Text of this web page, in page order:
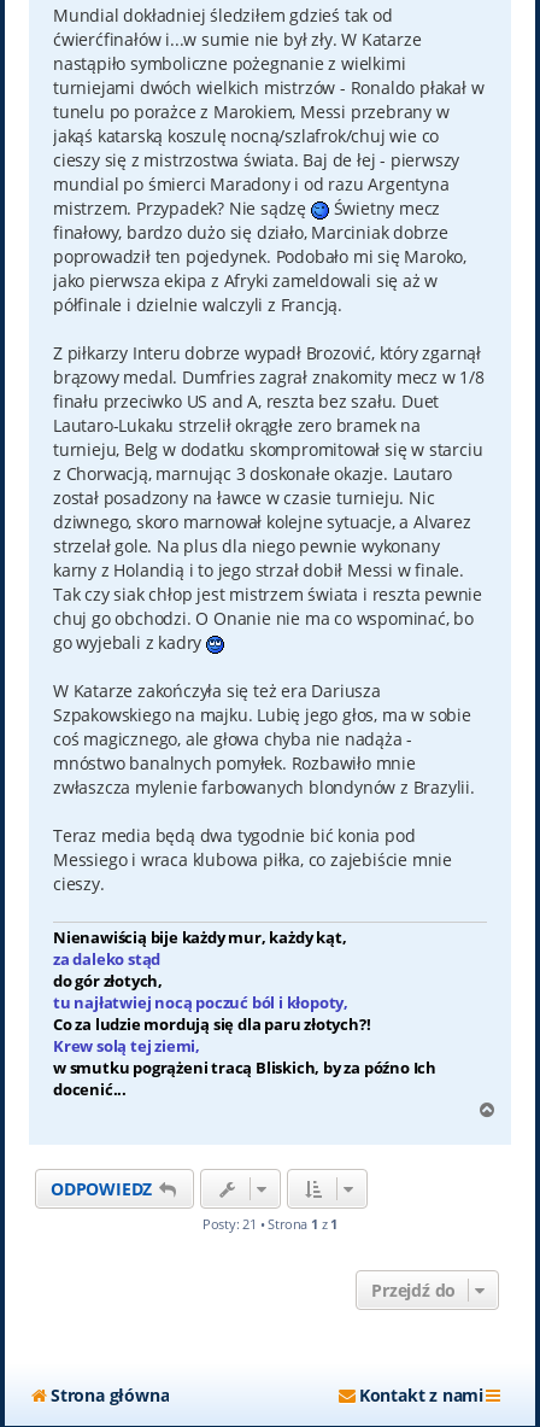
t
Mundial dokładniej śledziłem gdzieś tak od
ćwierćfinałów i...w sumie nie był zły. W Katarze
nastąpiło symboliczne pożegnanie z wielkimi
turniejami dwóch wielkich mistrzów - Ronaldo płakał w
tunelu po porażce z Marokiem, Messi przebrany w
jakąś katarską koszulę nocną/szlafrok/chuj wie co
cieszy się z mistrzostwa świata. Baj de łej - pierwszy
mundial po śmierci Maradony i od razu Argentyna
mistrzem. Przypadek? Nie sądzę
Świetny mecz
finałowy, bardzo dużo się działo, Marciniak dobrze
poprowadził ten pojedynek. Podobało mi się Maroko,
jako pierwsza ekipa z Afryki zameldowali się aż w
półfinale i dzielnie walczyli z Francją.
Z piłkarzy Interu dobrze wypadł Brozović, który zgarnął
brązowy medal. Dumfries zagrał znakomity mecz w 1/8
finału przeciwko US and A, reszta bez szału. Duet
Lautaro-Lukaku strzelił okrągłe zero bramek na
turnieju, Belg w dodatku skompromitował się w starciu
z Chorwacją, marnując 3 doskonałe okazje. Lautaro
został posadzony na ławce w czasie turnieju. Nic
dziwnego, skoro marnował kolejne sytuacje, a Alvarez
strzelał gole. Na plus dla niego pewnie wykonany
karny z Holandią i to jego strzał dobił Messi w finale.
Tak czy siak chłop jest mistrzem świata i reszta pewnie
chuj go obchodzi. O Onanie nie ma co wspominać, bo
go wyjebali z kadry
W Katarze zakończyła się też era Dariusza
Szpakowskiego na majku. Lubię jego głos, ma w sobie
coś magicznego, ale głowa chyba nie nadąża -
mnóstwo banalnych pomyłek. Rozbawiło mnie
zwłaszcza mylenie farbowanych blondynów z Brazylii.
Teraz media będą dwa tygodnie bić konia pod
Messiego i wraca klubowa piłka, co zajebiście mnie
cieszy.
Nienawiścią bije każdy mur, każdy kąt,
za daleko stąd
do gór złotych,
tu najłatwiej nocą poczuć ból i kłopoty,
Co za ludzie mordują się dla paru złotych?!
Krew solą tej ziemi,
w smutku pogrążeni tracą Bliskich, by za późno Ich
docenić...
g
ODPOWIEDZ
Posty: 21 • Strona 1 z 1
Przejdź do
Strona główna Kontakt z nami